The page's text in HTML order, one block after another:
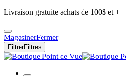
Livraison gratuite achats de 100$ et +
MagasinerFermer
FiltrerFiltres